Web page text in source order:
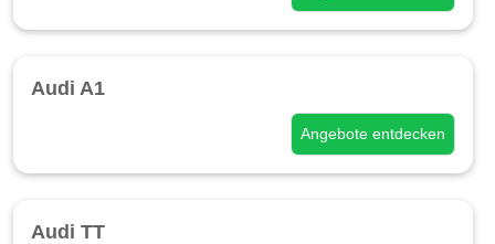
Audi A1
Angebote entdecken
Audi TT